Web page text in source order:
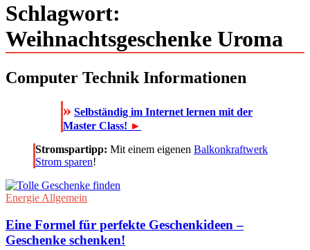
Schlagwort:
Weihnachtsgeschenke Uroma
Computer Technik Informationen
» Selbständig im Internet lernen mit der
Master Class! ►
Stromspartipp: Mit einem eigenen Balkonkraftwerk
Strom sparen!
Energie Allgemein
Eine Formel für perfekte Geschenkideen –
Geschenke schenken!